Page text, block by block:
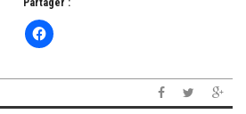
Partager :